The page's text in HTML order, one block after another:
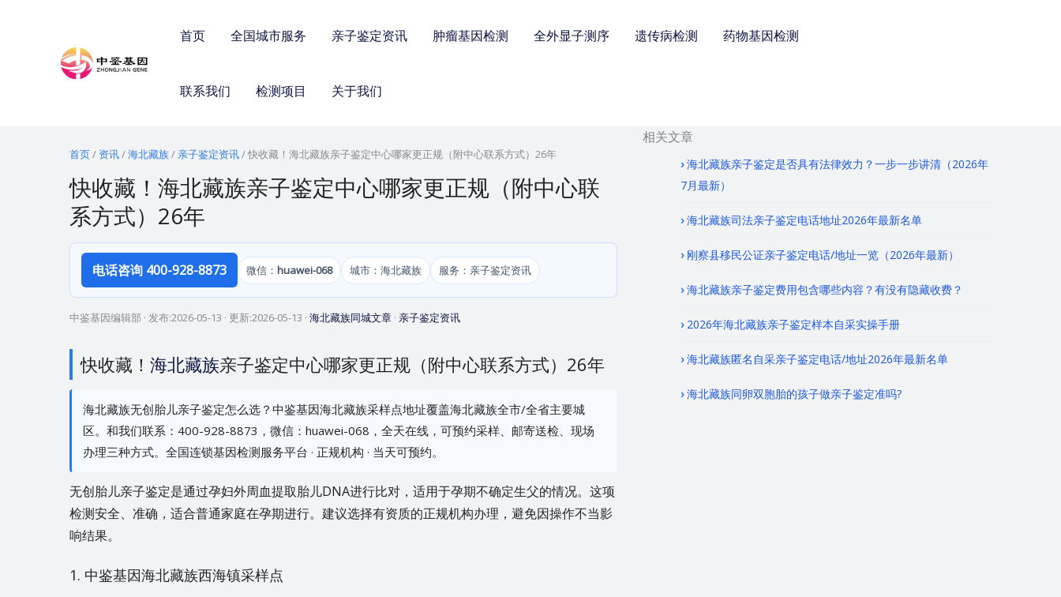
首页 全国城市服务 亲子鉴定资讯 肿瘤基因检测 全外显子测序 遗传病检测 药物基因检测
联系我们 检测项目 关于我们
首页/ 资讯/海北藏族/ 亲子鉴定资讯/快收藏！海北藏族亲子鉴定中心哪家更正规（附中心联系方式）26年
快收藏！海北藏族亲子鉴定中心哪家更正规（附中心联
系方式）26年
电话咨询 400-928-8873 微信： huawei-068 城市：海北藏族 服务：亲子鉴定资讯
中鉴基因编辑部 · 发布:2026-05-13 · 更新:2026-05-13 · 海北藏族同城文章 · 亲子鉴定资讯
快收藏！ 海北藏族亲子鉴定中心哪家更正规（附中心联系方式）26年
海北藏族无创胎儿亲子鉴定怎么选？中鉴基因海北藏族采样点地址覆盖海北藏族全市/全省主要城
区。和我们联系：400-928-8873，微信：huawei-068，全天在线，可预约采样、邮寄送检、现场
办理三种方式。全国连锁基因检测服务平台 · 正规机构 · 当天可预约。
无创胎儿亲子鉴定是通过孕妇外周血提取胎儿DNA进行比对，适用于孕期不确定生父的情况。这项
检测安全、准确，适合普通家庭在孕期进行。建议选择有资质的正规机构办理，避免因操作不当影
响结果。
1. 中鉴基因海北藏族西海镇采样点
相关文章
海北藏族亲子鉴定是否具有法律效力？一步一步讲清（2026年
7月最新）
海北藏族司法亲子鉴定电话地址2026年最新名单
刚察县移民公证亲子鉴定电话/地址一览（2026年最新）
海北藏族亲子鉴定费用包含哪些内容？有没有隐藏收费？
2026年海北藏族亲子鉴定样本自采实操手册
海北藏族匿名自采亲子鉴定电话/地址2026年最新名单
海北藏族同卵双胞胎的孩子做亲子鉴定准吗?